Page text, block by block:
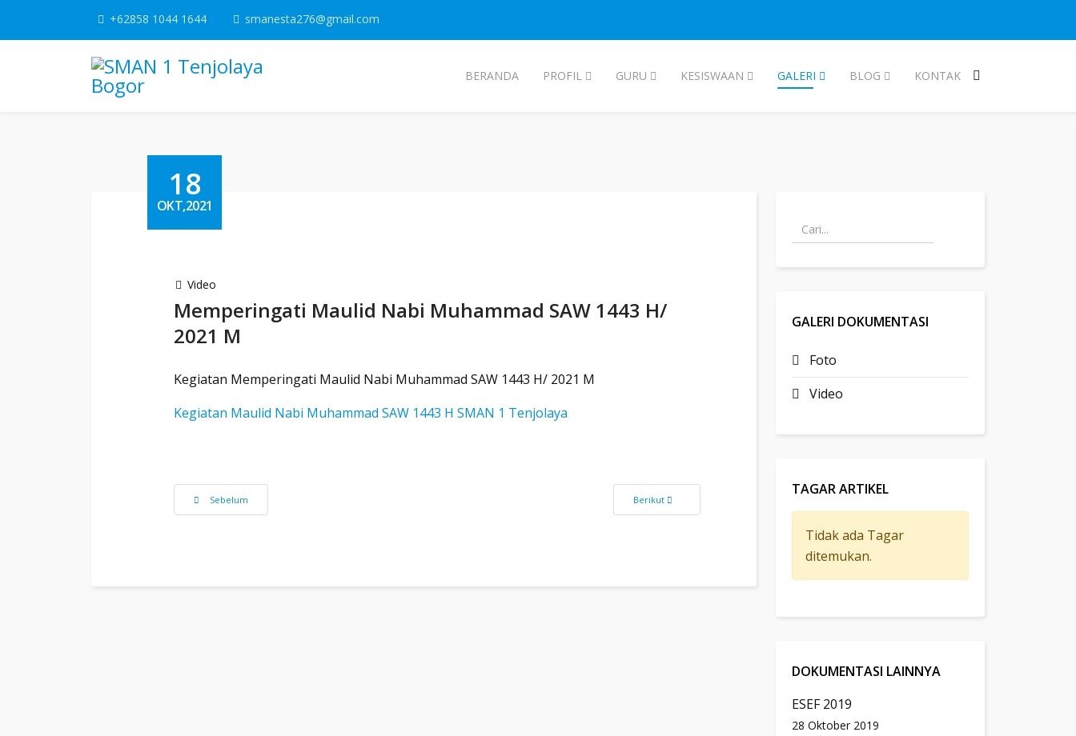
+62858 1044 1644 smanesta276@gmail.com
BERANDA PROFIL GURU KESISWAAN GALERI BLOG KONTAK
18
OKT,2021
Video
Memperingati Maulid Nabi Muhammad SAW 1443 H/
2021 M
Kegiatan Memperingati Maulid Nabi Muhammad SAW 1443 H/ 2021 M
Kegiatan Maulid Nabi Muhammad SAW 1443 H SMAN 1 Tenjolaya
Previous article: SMAN 1 Tenjolaya Field Trip Goes to Bandung
Sebelum Next article: LEPAS SAMBUT KEPALA SMAN 1 TENJOLAYA
Berikut
GALERI DOKUMENTASI
Foto
Video
TAGAR ARTIKEL
Tidak ada Tagar
ditemukan.
DOKUMENTASI LAINNYA
ESEF 2019
28 Oktober 2019